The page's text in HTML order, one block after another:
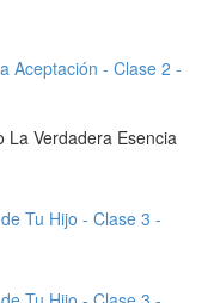
Aceptación - Clase 2 -
La Verdadera Esencia
Tu Hijo - Clase 3 -